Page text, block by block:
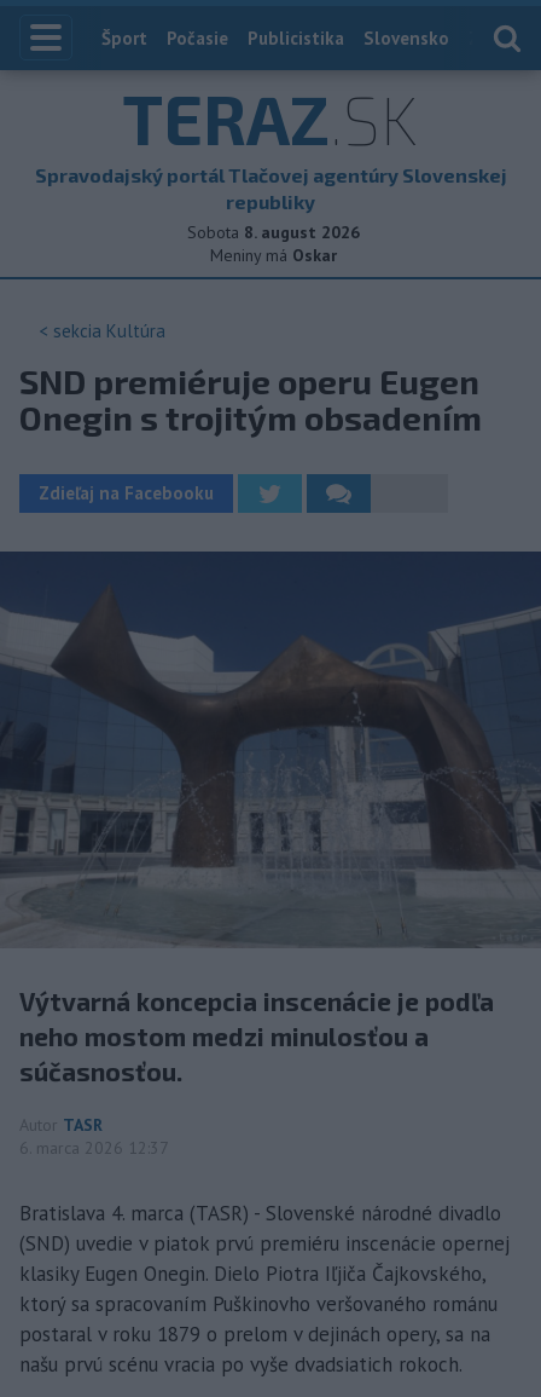
Index
Šport Počasie Publicistika Slovensko
TERAZ.SK
Spravodajský portál Tlačovej agentúry Slovenskej
republiky
Sobota 8. august 2026
Meniny má Oskar
< sekcia Kultúra
SND premiéruje operu Eugen
Onegin s trojitým obsadením
Zdieľaj na Facebooku
Výtvarná koncepcia inscenácie je podľa
neho mostom medzi minulosťou a
súčasnosťou.
Autor TASR
6. marca 2026 12:37
Bratislava 4. marca (TASR) - Slovenské národné divadlo
(SND) uvedie v piatok prvú premiéru inscenácie opernej
klasiky Eugen Onegin. Dielo Piotra Iľjiča Čajkovského,
ktorý sa spracovaním Puškinovho veršovaného románu
postaral v roku 1879 o prelom v dejinách opery, sa na
našu prvú scénu vracia po vyše dvadsiatich rokoch.